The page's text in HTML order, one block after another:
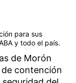
para sus
y todo el país.
de Morón
de contención